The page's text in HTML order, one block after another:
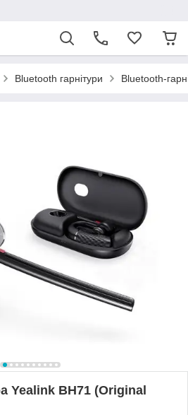
Bluetooth гарнітури Bluetooth-
Yealink BH71 (Original